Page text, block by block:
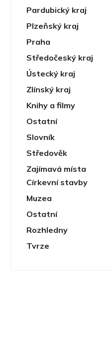
Pardubický kraj
Plzeňský kraj
Praha
Středočeský kraj
Ústecký kraj
Zlínský kraj
Knihy a filmy
Ostatní
Slovník
Středověk
Zajímavá místa
Církevní stavby
Muzea
Ostatní
Rozhledny
Tvrze